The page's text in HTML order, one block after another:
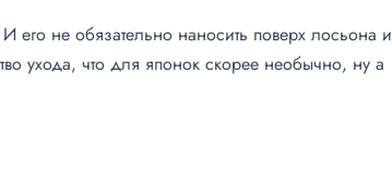
не обязательно наносить поверх лосьона и
ухода, что для японок скорее необычно, ну а